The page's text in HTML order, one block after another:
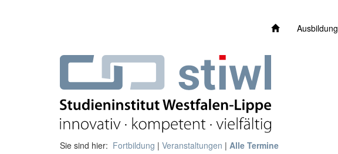
Ausbildung
Sie sind hier: Fortbildung | Veranstaltungen | Alle Termine